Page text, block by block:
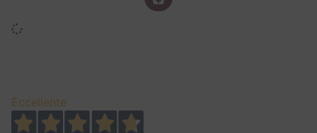
Eccellente